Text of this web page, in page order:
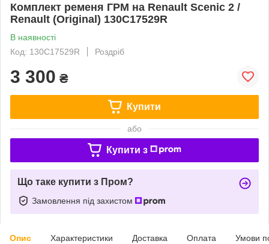
Комплект ременя ГРМ на Renault Scenic 2 /
Renault (Original) 130C17529R
В наявності
Код: 130C17529R
Роздріб
3 300 ₴
Купити
або
Купити з
Що таке купити з Пром?
Замовлення під захистом
Опис Характеристики Доставка Оплата Умови